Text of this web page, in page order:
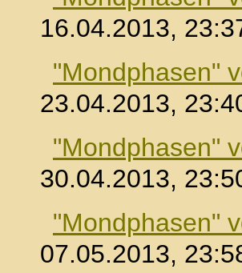
16.04.2013,
"Mondphasen"
23.04.2013,
"Mondphasen"
30.04.2013,
"Mondphasen"
07.05.2013,